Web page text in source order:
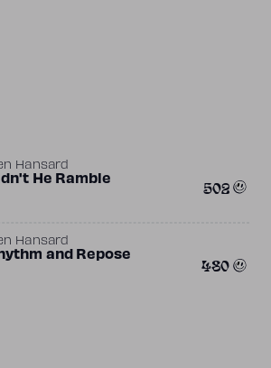
Hansard
He Ramble 502
Hansard
and Repose 480